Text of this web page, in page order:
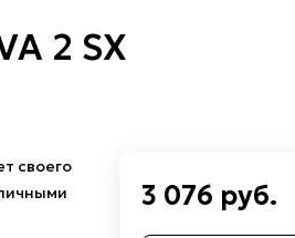
2 SX
своего
3 076 руб.